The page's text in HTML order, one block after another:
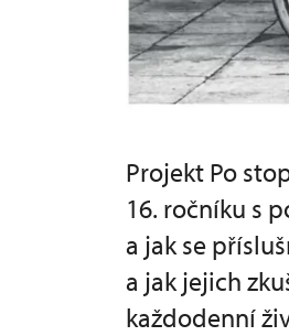
Projekt Po
16. ročníku s
a jak se
a jak jejich
každodenní